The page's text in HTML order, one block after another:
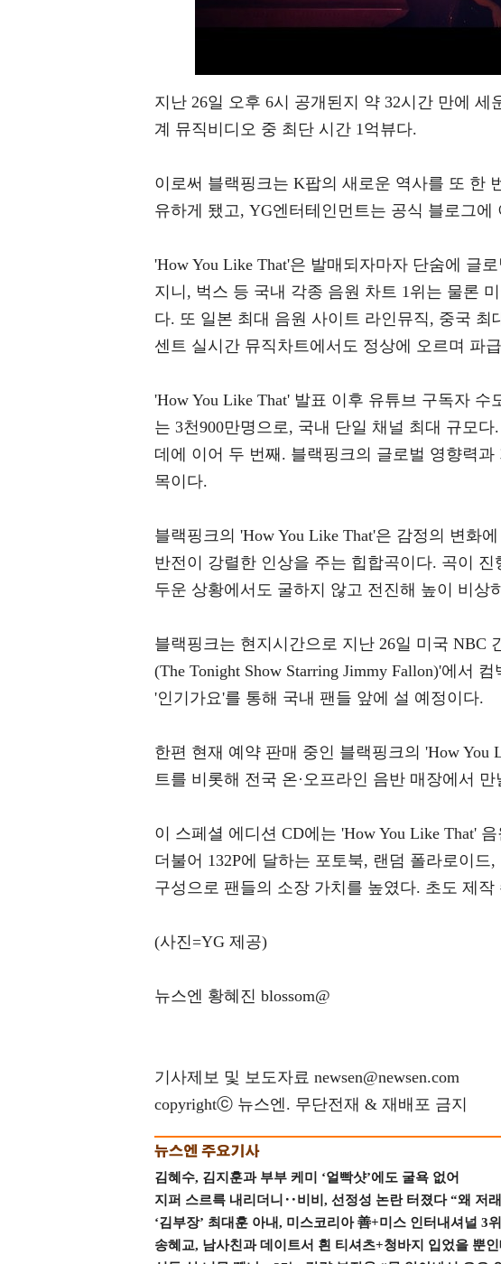
지난 26일 오후 6시 공개된지 약 32시간 만에
계 뮤직비디오 중 최단 시간 1억뷰다.
이로써 블랙핑크는 K팝의 새로운 역사를 또 한
유하게 됐고, YG엔터테인먼트는 공식 블로그
'How You Like That'은 발매되자마자 단숨에 글
지니, 벅스 등 국내 각종 음원 차트 1위는 물론
다. 또 일본 최대 음원 사이트 라인뮤직, 중국
센트 실시간 뮤직차트에서도 정상에 오르며 파
'How You Like That' 발표 이후 유튜브 구독자
는 3천900만명으로, 국내 단일 채널 최대 규모
데에 이어 두 번째. 블랙핑크의 글로벌 영향력
목이다.
블랙핑크의 'How You Like That'은 감정의 변화
반전이 강렬한 인상을 주는 힙합곡이다. 곡이
두운 상황에서도 굴하지 않고 전진해 높이 비상
블랙핑크는 현지시간으로 지난 26일 미국 NBC
(The Tonight Show Starring Jimmy Fallon)'에서
'인기가요'를 통해 국내 팬들 앞에 설 예정이다.
한편 현재 예약 판매 중인 블랙핑크의 'How You
트를 비롯해 전국 온·오프라인 음반 매장에서 만
이 스페셜 에디션 CD에는 'How You Like That'
더불어 132P에 달하는 포토북, 랜덤 폴라로이
구성으로 팬들의 소장 가치를 높였다. 초도 제
(사진=YG 제공)
뉴스엔 황혜진 blossom@
기사제보 및 보도자료 newsen@newsen.com
copyrightⓒ 뉴스엔. 무단전재 & 재배포 금지
김혜수, 김지훈과 부부 케미 ‘얼빡샷’에도 굴욕 없어
지퍼 스르륵 내리더니‥비비, 선정성 논란 터졌다 “왜 저
‘김부장’ 최대훈 아내, 미스코리아 善+미스 인터내셔널 3
송혜교, 남사친과 데이트서 흰 티셔츠+청바지 입었을 뿐